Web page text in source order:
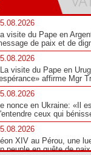
visite du Pape en
de paix et de
visite du Pape en
affirme Mgr
nonce en Ukraine: «Il
ceux qui
XIV au Pérou, une
peuple en quête de paix